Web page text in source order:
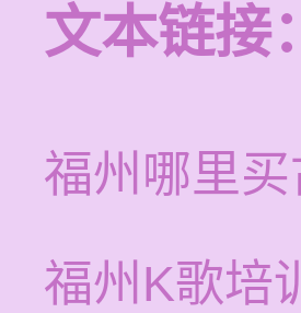
文本链接：
福州哪里
福州K歌培